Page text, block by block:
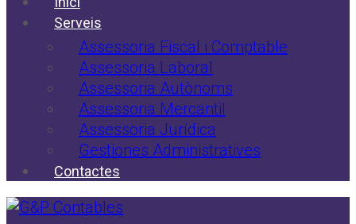
Serveis
Assessoria Fiscal i Comptable
Assessoria Laboral
Assessoria Autònoms
Assessoria Mercantil
Assessoria Jurídica
Gestiones Administratives
Contactes